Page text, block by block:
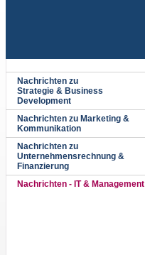
Nachrichten zu
Strategie & Business
Development
Nachrichten zu Marketing &
Kommunikation
Nachrichten zu
Unternehmensrechnung &
Finanzierung
Nachrichten - IT & Management